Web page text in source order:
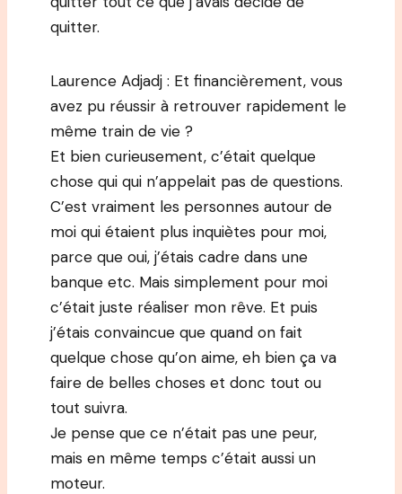
quitter.
Laurence Adjadj : Et financièrement, vous
avez pu réussir à retrouver rapidement le
même train de vie ?
Et bien curieusement, c’était quelque
chose qui qui n’appelait pas de questions.
C’est vraiment les personnes autour de
moi qui étaient plus inquiètes pour moi,
parce que oui, j’étais cadre dans une
banque etc. Mais simplement pour moi
c’était juste réaliser mon rêve. Et puis
j’étais convaincue que quand on fait
quelque chose qu’on aime, eh bien ça va
faire de belles choses et donc tout ou
tout suivra.
Je pense que ce n’était pas une peur,
mais en même temps c’était aussi un
moteur.